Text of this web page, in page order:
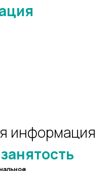
информация